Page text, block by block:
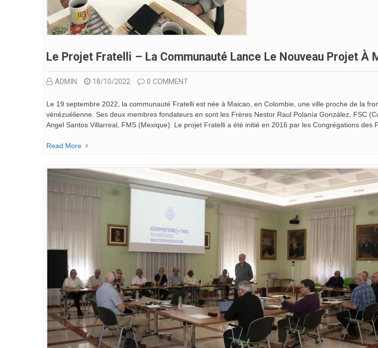
Le Projet Fratelli – La Communauté Lance Le Nouveau Projet À
ADMIN 18/10/2022 0 COMMENT
Le 19 septembre 2022, la communauté Fratelli est née à Maicao, en Colombie, une ville proche de la
vénézuélienne. Ses deux membres fondateurs en sont les Frères Nestor Raul Polanía González, FSC
Angel Santos Villarreal, FMS (Mexique). Le projet Fratelli a été initié en 2016 par les Congrégations des
Read More